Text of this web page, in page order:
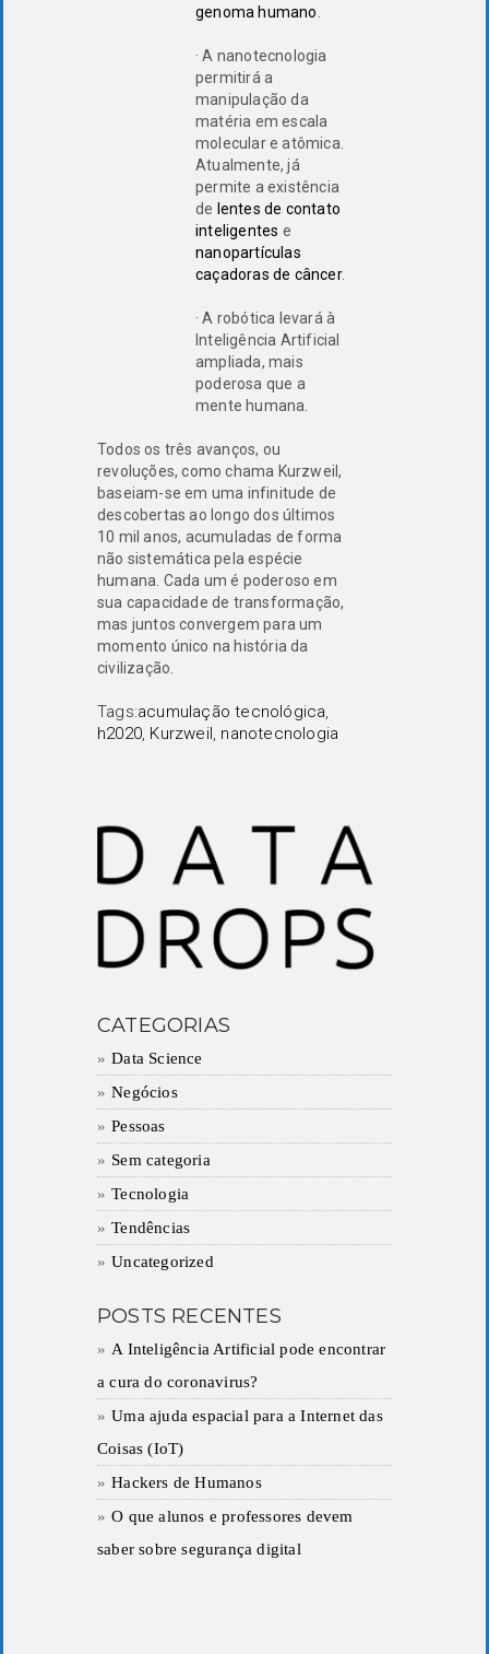
genoma humano
· A nanotecnologia
permitirá a
manipulação da
matéria em escala
molecular e atômica.
Atualmente, já
permite a existência
de lentes de contato
inteligentes e
nanopartículas
caçadoras de câncer.
· A robótica levará à
Inteligência Artificial
ampliada, mais
poderosa que a
mente humana.
Todos os três avanços, ou
revoluções, como chama Kurzweil,
baseiam-se em uma infinitude de
descobertas ao longo dos últimos
10 mil anos, acumuladas de forma
não sistemática pela espécie
humana. Cada um é poderoso em
sua capacidade de transformação,
mas juntos convergem para um
momento único na história da
civilização.
Tags:acumulação tecnológica,
h2020, Kurzweil, nanotecnologia
CATEGORIAS
Data Science
Negócios
Pessoas
Sem categoria
Tecnologia
Tendências
Uncategorized
POSTS RECENTES
A Inteligência Artificial pode encontrar
a cura do coronavirus?
Uma ajuda espacial para a Internet das
Coisas (IoT)
Hackers de Humanos
O que alunos e professores devem
saber sobre segurança digital